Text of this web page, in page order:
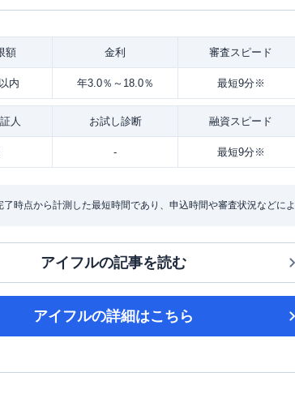
額 金利 審査スピード
内 年3.0％～18.0％ 最短9分※
人 お試し診断 融資スピード
- 最短9分※
時点から計測した最短時間であり、申込時間や審査状況などによ
アイフルの記事を読む
アイフルの詳細はこちら